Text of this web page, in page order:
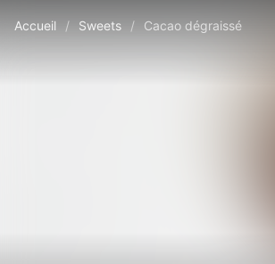
Accueil / Sweets / Cacao dégraissé